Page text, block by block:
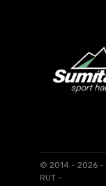
© 2014 - 2026 -
RUT -